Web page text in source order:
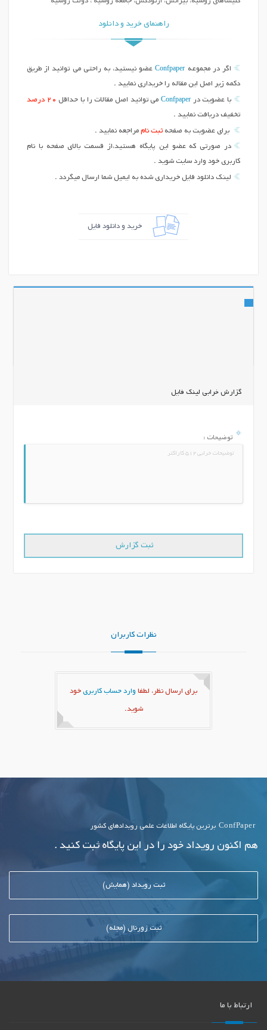
راهنمای خرید و دانلود
اگر در مجموعه Confpaperعضو نیستید، به راحتی می توانید از طریق
دکمه زیر اصل این مقاله را خریداری نمایید .
با عضویت در Confpaperمی توانید اصل مقالات را با حداقل 20 درصد
تخفیف دریافت نمایید .
برای عضویت به صفحه ثبت نام مراجعه نمایید .
در صورتی که عضو این پایگاه هستید،از قسمت بالای صفحه با نام
کاربری خود وارد سایت شوید .
لینک دانلود فایل خریداری شده به ایمیل شما ارسال میگردد .
خرید و دانلود فایل
گزارش خرابی لینک فایل
توضیحات :
نظرات کاربران
برای ارسال نظر، لطفا وارد حساب کاربری خود
شوید.
ConfPaper برترین پایگاه اطلاعات علمی رویدادهای کشور
هم اکنون رویداد خود را در این پایگاه ثبت کنید .
ثبت رویداد (همایش)
ثبت ژورنال (مجله)
ارتباط با ما